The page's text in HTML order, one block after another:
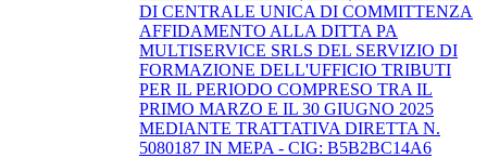
DI CENTRALE UNICA DI COMMITTENZA
AFFIDAMENTO ALLA DITTA PA
MULTISERVICE SRLS DEL SERVIZIO DI
FORMAZIONE DELL'UFFICIO TRIBUTI
PER IL PERIODO COMPRESO TRA IL
PRIMO MARZO E IL 30 GIUGNO 2025
MEDIANTE TRATTATIVA DIRETTA N.
5080187 IN MEPA - CIG: B5B2BC14A6